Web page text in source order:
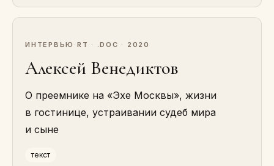
ИНТЕРВЬЮ · RT · .DOC · 2020
Алексей Венедиктов
О преемнике на «Эхе Москвы», жизни
в гостинице, устраивании судеб мира
и сыне
текст